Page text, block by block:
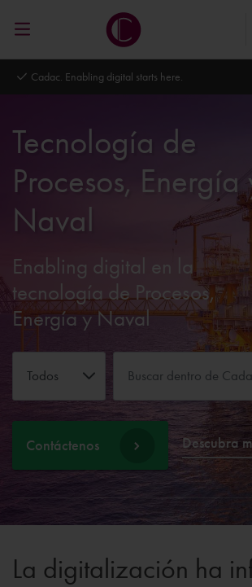
Autodesk Platinum Partner
Tecnología de
Procesos, Energía
Naval
Enabling digital en la
tecnología de Procesos,
Energía y Naval
Todos
Contáctenos Descubra
La digitalización ha